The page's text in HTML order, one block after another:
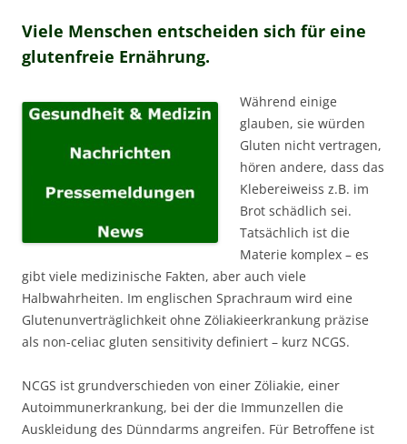
Viele Menschen entscheiden sich für eine
glutenfreie Ernährung.
Während einige
glauben, sie würden
Gluten nicht vertragen,
hören andere, dass das
Klebereiweiss z.B. im
Brot schädlich sei.
Tatsächlich ist die
Materie komplex – es
gibt viele medizinische Fakten, aber auch viele
Halbwahrheiten. Im englischen Sprachraum wird eine
Glutenunverträglichkeit ohne Zöliakieerkrankung präzise
als non-celiac gluten sensitivity definiert – kurz NCGS.
NCGS ist grundverschieden von einer Zöliakie, einer
Autoimmunerkrankung, bei der die Immunzellen die
Auskleidung des Dünndarms angreifen. Für Betroffene ist